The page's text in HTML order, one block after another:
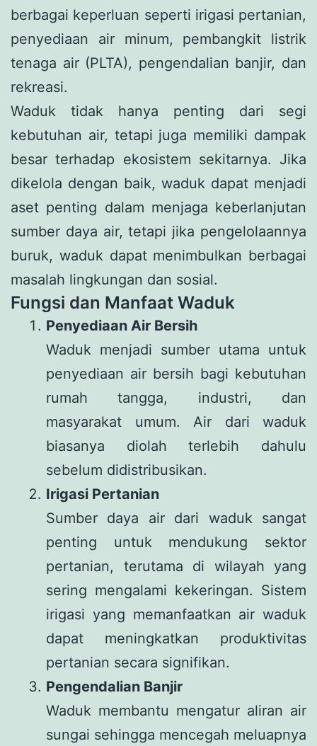
berbagai keperluan seperti irigasi pertanian,
penyediaan air minum, pembangkit listrik
tenaga air (PLTA), pengendalian banjir, dan
rekreasi.
Waduk tidak hanya penting dari segi
kebutuhan air, tetapi juga memiliki dampak
besar terhadap ekosistem sekitarnya. Jika
dikelola dengan baik, waduk dapat menjadi
aset penting dalam menjaga keberlanjutan
sumber daya air, tetapi jika pengelolaannya
buruk, waduk dapat menimbulkan berbagai
masalah lingkungan dan sosial.
Fungsi dan Manfaat Waduk
Penyediaan Air Bersih
Waduk menjadi sumber utama untuk
penyediaan air bersih bagi kebutuhan
rumah tangga, industri, dan
masyarakat umum. Air dari waduk
biasanya diolah terlebih dahulu
sebelum didistribusikan.
Irigasi Pertanian
Sumber daya air dari waduk sangat
penting untuk mendukung sektor
pertanian, terutama di wilayah yang
sering mengalami kekeringan. Sistem
irigasi yang memanfaatkan air waduk
dapat meningkatkan produktivitas
pertanian secara signifikan.
Pengendalian Banjir
Waduk membantu mengatur aliran air
sungai sehingga mencegah meluapnya